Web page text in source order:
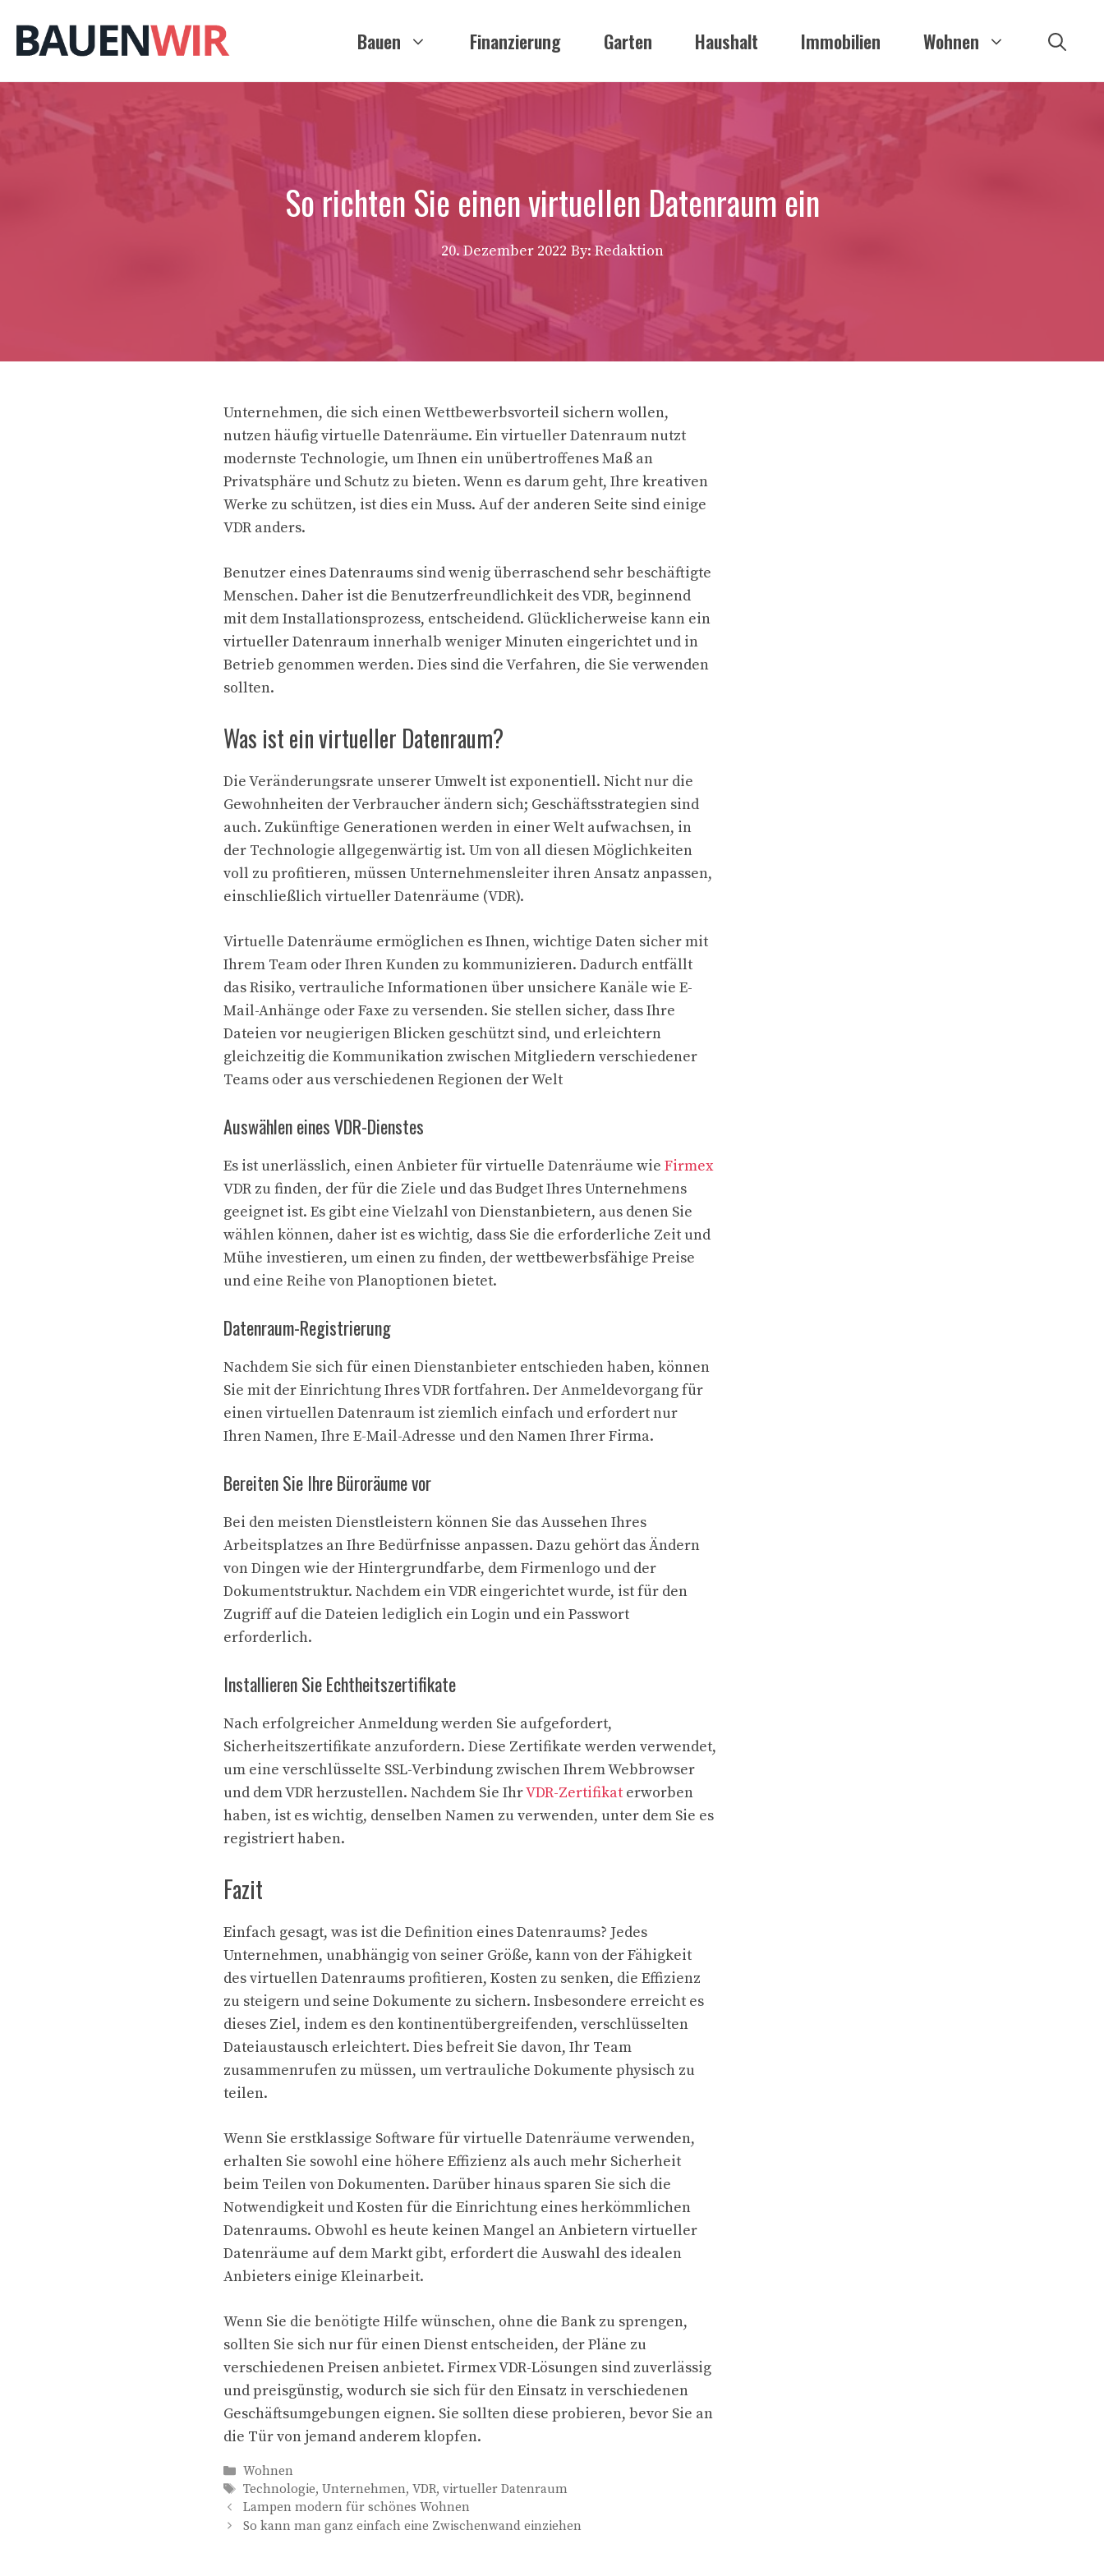
Inhalt
springen
Bauen Finanzierung Garten Haushalt Immobilien Wohnen
So richten Sie einen virtuellen Datenraum ein
20. Dezember 2022 By: Redaktion
Unternehmen, die sich einen Wettbewerbsvorteil sichern wollen,
nutzen häufig virtuelle Datenräume. Ein virtueller Datenraum nutzt
modernste Technologie, um Ihnen ein unübertroffenes Maß an
Privatsphäre und Schutz zu bieten. Wenn es darum geht, Ihre kreativen
Werke zu schützen, ist dies ein Muss. Auf der anderen Seite sind einige
VDR anders.
Benutzer eines Datenraums sind wenig überraschend sehr beschäftigte
Menschen. Daher ist die Benutzerfreundlichkeit des VDR, beginnend
mit dem Installationsprozess, entscheidend. Glücklicherweise kann ein
virtueller Datenraum innerhalb weniger Minuten eingerichtet und in
Betrieb genommen werden. Dies sind die Verfahren, die Sie verwenden
sollten.
Was ist ein virtueller Datenraum?
Die Veränderungsrate unserer Umwelt ist exponentiell. Nicht nur die
Gewohnheiten der Verbraucher ändern sich; Geschäftsstrategien sind
auch. Zukünftige Generationen werden in einer Welt aufwachsen, in
der Technologie allgegenwärtig ist. Um von all diesen Möglichkeiten
voll zu profitieren, müssen Unternehmensleiter ihren Ansatz anpassen,
einschließlich virtueller Datenräume (VDR).
Virtuelle Datenräume ermöglichen es Ihnen, wichtige Daten sicher mit
Ihrem Team oder Ihren Kunden zu kommunizieren. Dadurch entfällt
das Risiko, vertrauliche Informationen über unsichere Kanäle wie E-
Mail-Anhänge oder Faxe zu versenden. Sie stellen sicher, dass Ihre
Dateien vor neugierigen Blicken geschützt sind, und erleichtern
gleichzeitig die Kommunikation zwischen Mitgliedern verschiedener
Teams oder aus verschiedenen Regionen der Welt
Auswählen eines VDR-Dienstes
Es ist unerlässlich, einen Anbieter für virtuelle Datenräume wie Firmex
VDR zu finden, der für die Ziele und das Budget Ihres Unternehmens
geeignet ist. Es gibt eine Vielzahl von Dienstanbietern, aus denen Sie
wählen können, daher ist es wichtig, dass Sie die erforderliche Zeit und
Mühe investieren, um einen zu finden, der wettbewerbsfähige Preise
und eine Reihe von Planoptionen bietet.
Datenraum-Registrierung
Nachdem Sie sich für einen Dienstanbieter entschieden haben, können
Sie mit der Einrichtung Ihres VDR fortfahren. Der Anmeldevorgang für
einen virtuellen Datenraum ist ziemlich einfach und erfordert nur
Ihren Namen, Ihre E-Mail-Adresse und den Namen Ihrer Firma.
Bereiten Sie Ihre Büroräume vor
Bei den meisten Dienstleistern können Sie das Aussehen Ihres
Arbeitsplatzes an Ihre Bedürfnisse anpassen. Dazu gehört das Ändern
von Dingen wie der Hintergrundfarbe, dem Firmenlogo und der
Dokumentstruktur. Nachdem ein VDR eingerichtet wurde, ist für den
Zugriff auf die Dateien lediglich ein Login und ein Passwort
erforderlich.
Installieren Sie Echtheitszertifikate
Nach erfolgreicher Anmeldung werden Sie aufgefordert,
Sicherheitszertifikate anzufordern. Diese Zertifikate werden verwendet,
um eine verschlüsselte SSL-Verbindung zwischen Ihrem Webbrowser
und dem VDR herzustellen. Nachdem Sie IhrVDR-Zertifikat erworben
haben, ist es wichtig, denselben Namen zu verwenden, unter dem Sie es
registriert haben.
Fazit
Einfach gesagt, was ist die Definition eines Datenraums? Jedes
Unternehmen, unabhängig von seiner Größe, kann von der Fähigkeit
des virtuellen Datenraums profitieren, Kosten zu senken, die Effizienz
zu steigern und seine Dokumente zu sichern. Insbesondere erreicht es
dieses Ziel, indem es den kontinentübergreifenden, verschlüsselten
Dateiaustausch erleichtert. Dies befreit Sie davon, Ihr Team
zusammenrufen zu müssen, um vertrauliche Dokumente physisch zu
teilen.
Wenn Sie erstklassige Software für virtuelle Datenräume verwenden,
erhalten Sie sowohl eine höhere Effizienz als auch mehr Sicherheit
beim Teilen von Dokumenten. Darüber hinaus sparen Sie sich die
Notwendigkeit und Kosten für die Einrichtung eines herkömmlichen
Datenraums. Obwohl es heute keinen Mangel an Anbietern virtueller
Datenräume auf dem Markt gibt, erfordert die Auswahl des idealen
Anbieters einige Kleinarbeit.
Wenn Sie die benötigte Hilfe wünschen, ohne die Bank zu sprengen,
sollten Sie sich nur für einen Dienst entscheiden, der Pläne zu
verschiedenen Preisen anbietet. Firmex VDR-Lösungen sind zuverlässig
und preisgünstig, wodurch sie sich für den Einsatz in verschiedenen
Geschäftsumgebungen eignen. Sie sollten diese probieren, bevor Sie an
die Tür von jemand anderem klopfen.
Kategorien
Wohnen
Schlagwörter
Technologie,Unternehmen,VDR,virtueller Datenraum
Lampen modern für schönes Wohnen
So kann man ganz einfach eine Zwischenwand einziehen